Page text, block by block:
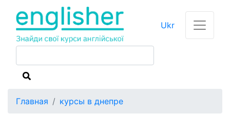
Ukr
Главная курсы в днепре